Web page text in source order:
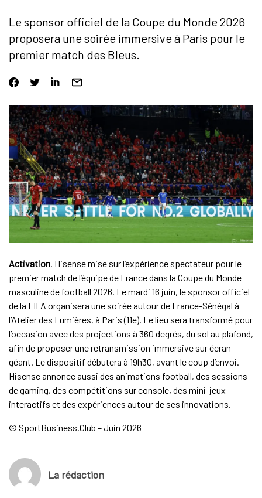
Le sponsor officiel de la Coupe du Monde 2026
proposera une soirée immersive à Paris pour le
premier match des Bleus.
Activation. Hisense mise sur l’expérience spectateur pour le
premier match de l’équipe de France dans la Coupe du Monde
masculine de football 2026. Le mardi 16 juin, le sponsor officiel
de la FIFA organisera une soirée autour de France-Sénégal à
l’Atelier des Lumières, à Paris (11e). Le lieu sera transformé pour
l’occasion avec des projections à 360 degrés, du sol au plafond,
afin de proposer une retransmission immersive sur écran
géant. Le dispositif débutera à 19h30, avant le coup d’envoi.
Hisense annonce aussi des animations football, des sessions
de gaming, des compétitions sur console, des mini-jeux
interactifs et des expériences autour de ses innovations.
© SportBusiness.Club – Juin 2026
La rédaction